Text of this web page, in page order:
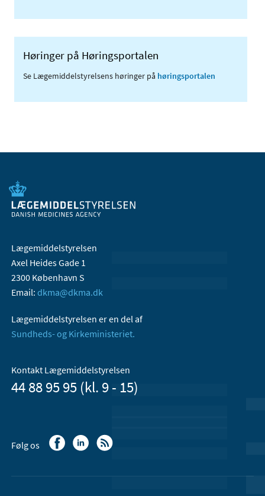
Høringer på Høringsportalen
Se Lægemiddelstyrelsens høringer på høringsportalen
Lægemiddelstyrelsen
Axel Heides Gade 1
2300 København S
Email: dkma@dkma.dk
Lægemiddelstyrelsen er en del af
Sundheds- og Kirkeministeriet.
Kontakt Lægemiddelstyrelsen
44 88 95 95 (kl. 9 - 15)
Følg os